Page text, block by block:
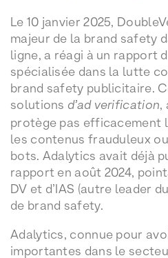
Le 10 janvier 2025,
majeur de la brand safety
ligne, a réagi à un rapport
spécialisée dans la lutte
brand safety publicitaire.
solutions d’ad verification,
protège pas efficacement
les contenus frauduleux
bots. Adalytics avait déjà
rapport en août 2024,
DV et d’IAS (autre leader
de brand safety.
Adalytics, connue pour
importantes dans le